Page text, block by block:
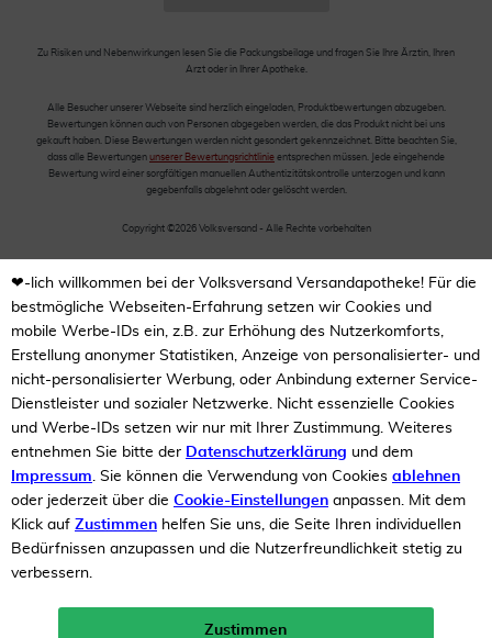
Zu Risiken und Nebenwirkungen lesen Sie die Packungsbeilage und fragen Sie Ihre Ärztin, Ihren
Arzt oder in Ihrer Apotheke.
Alle Besucher unserer Webseite sind herzlich eingeladen, Produktbewertungen abzugeben.
Bewertungen können auch von Personen abgegeben werden, die das Produkt nicht bei uns
gekauft haben. Diese Bewertungen werden nicht gesondert gekennzeichnet. Bitte beachten Sie,
dass alle Bewertungen unserer Bewertungsrichtlinie entsprechen müssen. Jede eingehende
Bewertung wird einer sorgfältigen manuellen Authentizitätskontrolle unterzogen und kann
gegebenfalls abgelehnt oder gelöscht werden.
Copyright ©2026 Volksversand - Alle Rechte vorbehalten
❤-lich willkommen bei der Volksversand Versandapotheke! Für die
bestmögliche Webseiten-Erfahrung setzen wir Cookies und
mobile Werbe-IDs ein, z.B. zur Erhöhung des Nutzerkomforts,
Erstellung anonymer Statistiken, Anzeige von personalisierter- und
nicht-personalisierter Werbung, oder Anbindung externer Service-
Dienstleister und sozialer Netzwerke. Nicht essenzielle Cookies
und Werbe-IDs setzen wir nur mit Ihrer Zustimmung. Weiteres
entnehmen Sie bitte der Datenschutzerklärung und dem
Impressum. Sie können die Verwendung von Cookies ablehnen
oder jederzeit über die Cookie-Einstellungen anpassen. Mit dem
Klick auf Zustimmen helfen Sie uns, die Seite Ihren individuellen
Bedürfnissen anzupassen und die Nutzerfreundlichkeit stetig zu
verbessern.
Zustimmen